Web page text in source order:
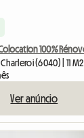
(6040) | 11 M2
Ver anúncio